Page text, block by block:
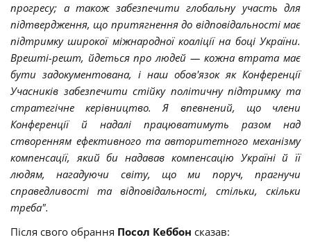
прогресу; а також забезпечити глобальну участь для
підтвердження, що притягнення до відповідальності має
підтримку широкої міжнародної коаліції на боці України.
Врешті-решт, йдеться про людей — кожна втрата має
бути задокументована, і наш обов'язок як Конференції
Учасників забезпечити стійку політичну підтримку та
стратегічне керівництво. Я впевнений, що члени
Конференції й надалі працюватимуть разом над
створенням ефективного та авторитетного механізму
компенсації, який би надавав компенсацію Україні й її
людям, нагадуючи світу, що ми поруч, прагнучи
справедливості та відповідальності, стільки, скільки
треба".
Після свого обрання Посол Кеббон сказав: